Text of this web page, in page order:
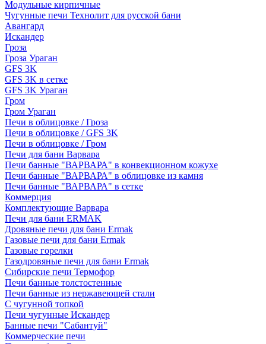
Модульные кирпичные
Чугунные печи Технолит для русской бани
Авангард
Искандер
Гроза
Гроза Ураган
GFS 3K
GFS 3K в сетке
GFS 3K Ураган
Гром
Гром Ураган
Печи в облицовке / Гроза
Печи в облицовке / GFS 3K
Печи в облицовке / Гром
Печи для бани Варвара
Печи банные "ВАРВАРА" в конвекционном кожухе
Печи банные "ВАРВАРА" в облицовке из камня
Печи банные "ВАРВАРА" в сетке
Коммерция
Комплектующие Варвара
Печи для бани ERMAK
Дровяные печи для бани Ermak
Газовые печи для бани Ermak
Газовые горелки
Газодровяные печи для бани Ermak
Сибирские печи Термофор
Печи банные толстостенные
Печи банные из нержавеющей стали
С чугунной топкой
Печи чугунные Искандер
Банные печи "Сабантуй"
Коммерческие печи